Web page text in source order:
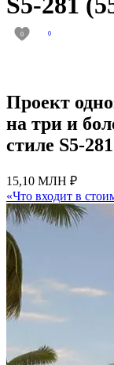
0 0
Проект
на три и
стиле S5-
15,10 МЛН ₽
«Что входит в